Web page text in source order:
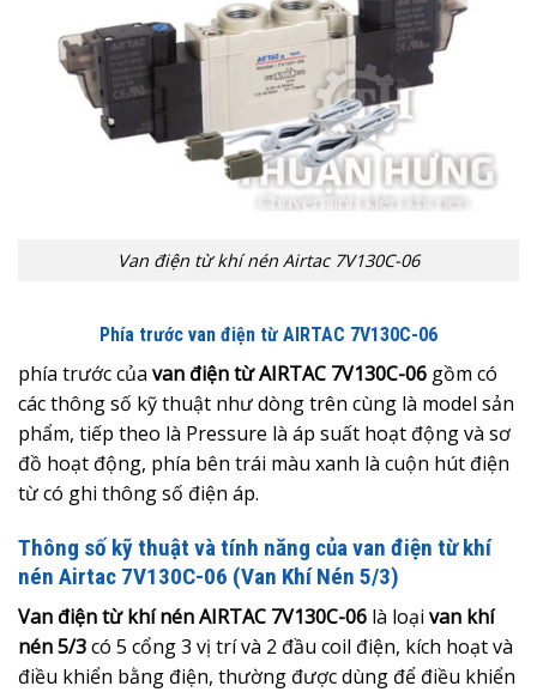
Van điện từ khí nén Airtac 7V130C-06
Phía trước van điện từ AIRTAC 7V130C-06
phía trước của van điện từ AIRTAC 7V130C-06 gồm có
các thông số kỹ thuật như dòng trên cùng là model sản
phẩm, tiếp theo là Pressure là áp suất hoạt động và sơ
đồ hoạt động, phía bên trái màu xanh là cuộn hút điện
từ có ghi thông số điện áp.
Thông số kỹ thuật và tính năng của van điện từ khí
nén Airtac 7V130C-06 (Van Khí Nén 5/3)
Van điện từ khí nén AIRTAC 7V130C-06 là loại van khí
nén 5/3có 5 cổng 3 vị trí và 2 đầu coil điện, kích hoạt và
điều khiển bằng điện, thường được dùng để điều khiển